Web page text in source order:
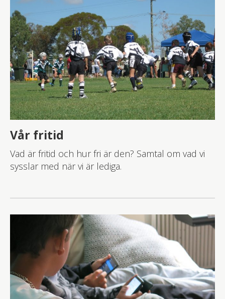
Vår fritid
Vad är fritid och hur fri är den? Samtal om vad vi
sysslar med när vi är lediga.